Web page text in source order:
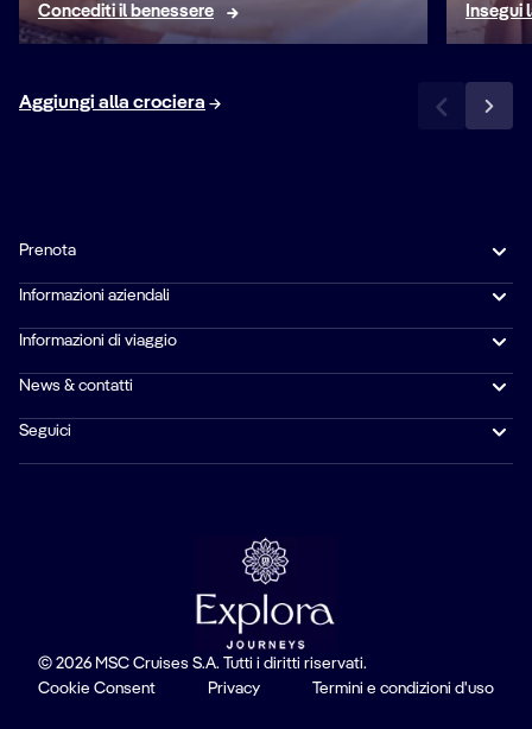
Concediti il benessere Insegui
Aggiungi alla crociera
Prenota
Informazioni aziendali
Informazioni di viaggio
News & contatti
Seguici
© 2026 MSC Cruises S.A. Tutti i diritti riservati.
Cookie Consent
Privacy Termini e condizioni d'uso